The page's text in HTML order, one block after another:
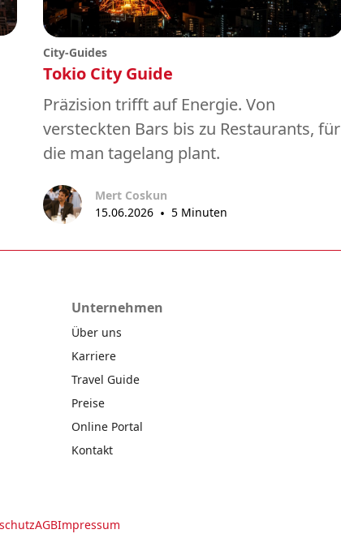
City-Guides
Tokio City Guide
Präzision trifft auf Energie. Von
versteckten Bars bis zu Restaurants, für
die man tagelang plant.
Mert Coskun
15.06.2026 • 5 Minuten
Unternehmen
Über uns
Karriere
Travel Guide
Preise
Online Portal
Kontakt
AGBImpressum